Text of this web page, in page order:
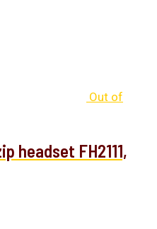
Out of
headset FH2111,